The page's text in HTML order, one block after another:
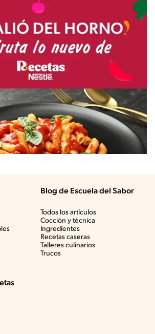
Blog de Escuela del Sabor
Todos los artículos
Cocción y técnica
Ingredientes
Recetas caseras
Talleres culinarios
Trucos